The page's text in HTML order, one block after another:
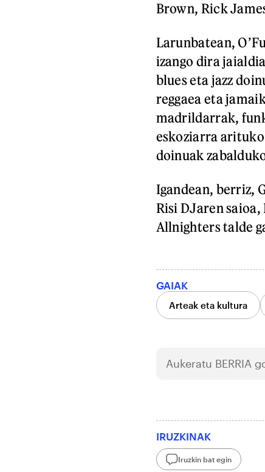
Brown, Rick
Larunbatean,
izango dira
blues eta jazz
reggaea eta
madrildarrak,
eskoziarra
doinuak
Igandean, berriz,
Risi DJaren
Allnighters talde
GAIAK
Arteak eta kultura
Aukeratu BERRIA
IRUZKINAK
Iruzkin bat egin